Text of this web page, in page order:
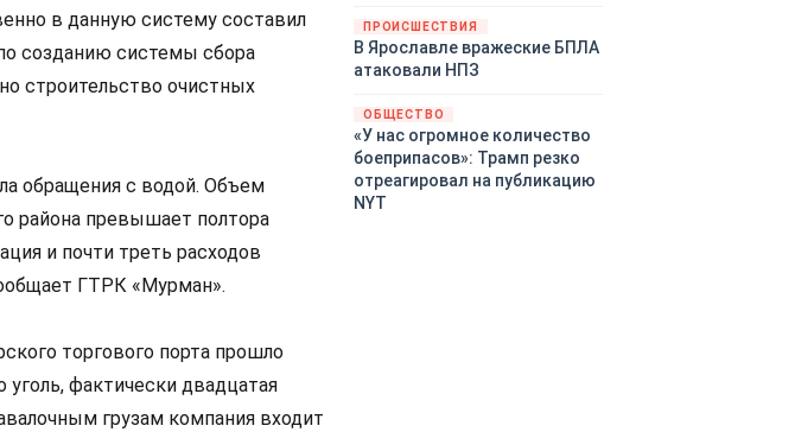
в данную систему составил
созданию системы сбора
строительство очистных
обращения с водой. Объем
района превышает полтора
и почти треть расходов
ГТРК «Мурман».
торгового порта прошло
фактически двадцатая
грузам компания входит
ПРОИСШЕСТВИЯ
В Ярославле вражеские БПЛА
атаковали НПЗ
ОБЩЕСТВО
«У нас огромное количество
боеприпасов»: Трамп резко
отреагировал на публикацию
NYT